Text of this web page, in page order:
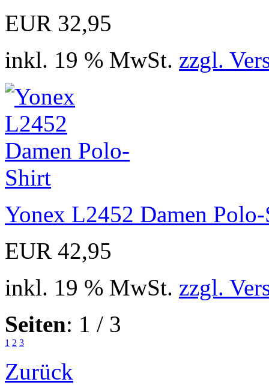
EUR 32,95
inkl. 19 % MwSt. zzgl.
Yonex L2452 Damen
EUR 42,95
inkl. 19 % MwSt. zzgl.
Seiten: 1 / 3
1 2 3
Zurück